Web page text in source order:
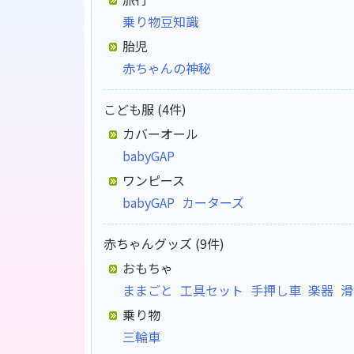
乗り物豆知識
胎児
赤ちゃんの神秘
こども服 (4件)
カバーオール
babyGAP
ワンピース
babyGAP カーターズ
赤ちゃんグッズ (9件)
おもちゃ
ままごと 工具セット 手押し車 楽器
乗り物
三輪車